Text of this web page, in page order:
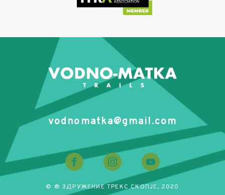
vodnomatka@gmail.com
© ® ЗДРУЖЕНИЕ ТРЕКС СКОПЈЕ, 2020